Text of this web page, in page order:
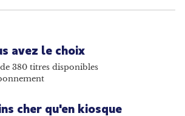
avez le choix
380 titres disponibles
cher qu'en kiosque